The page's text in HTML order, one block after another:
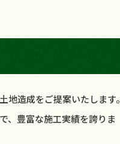
造成をご提案いたします。
、豊富な施工実績を誇りま